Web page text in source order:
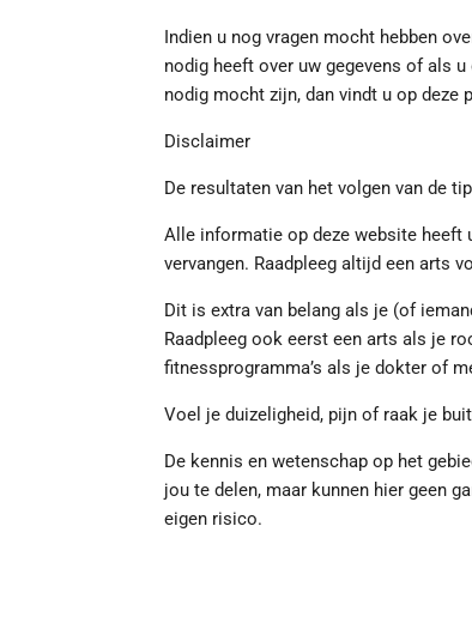
Indien u nog vragen mocht hebben
nodig heeft over uw gegevens of als
nodig mocht zijn, dan vindt u op
Disclaimer
De resultaten van het volgen van de
Alle informatie op deze website
vervangen. Raadpleeg altijd een arts
Dit is extra van belang als je (of
Raadpleeg ook eerst een arts als je
fitnessprogramma’s als je dokter of
Voel je duizeligheid, pijn of raak je
De kennis en wetenschap op het
jou te delen, maar kunnen hier geen
eigen risico.